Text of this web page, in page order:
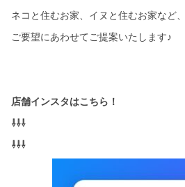
ネコと住むお家、イヌと住むお家など、
ご要望にあわせてご提案いたします♪
店舗インスタはこちら！
⇩⇩⇩
⇩⇩⇩